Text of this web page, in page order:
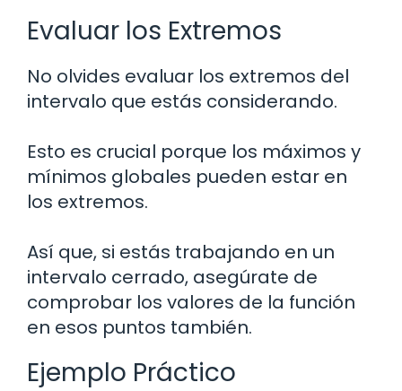
Evaluar los Extremos
No olvides evaluar los extremos del
intervalo que estás considerando.
Esto es crucial porque los máximos y
mínimos globales pueden estar en
los extremos.
Así que, si estás trabajando en un
intervalo cerrado, asegúrate de
comprobar los valores de la función
en esos puntos también.
Ejemplo Práctico